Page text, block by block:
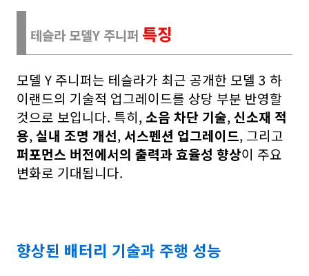
테슬라 모델Y 주니퍼 특징
모델 Y 주니퍼는 테슬라가 최근 공개한 모델 3 하
이랜드의 기술적 업그레이드를 상당 부분 반영할
것으로 보입니다. 특히,소음 차단 기술,신소재 적
용,실내 조명 개선,서스펜션 업그레이드, 그리고
퍼포먼스 버전에서의 출력과 효율성 향상이 주요
변화로 기대됩니다.
향상된 배터리 기술과 주행 성능